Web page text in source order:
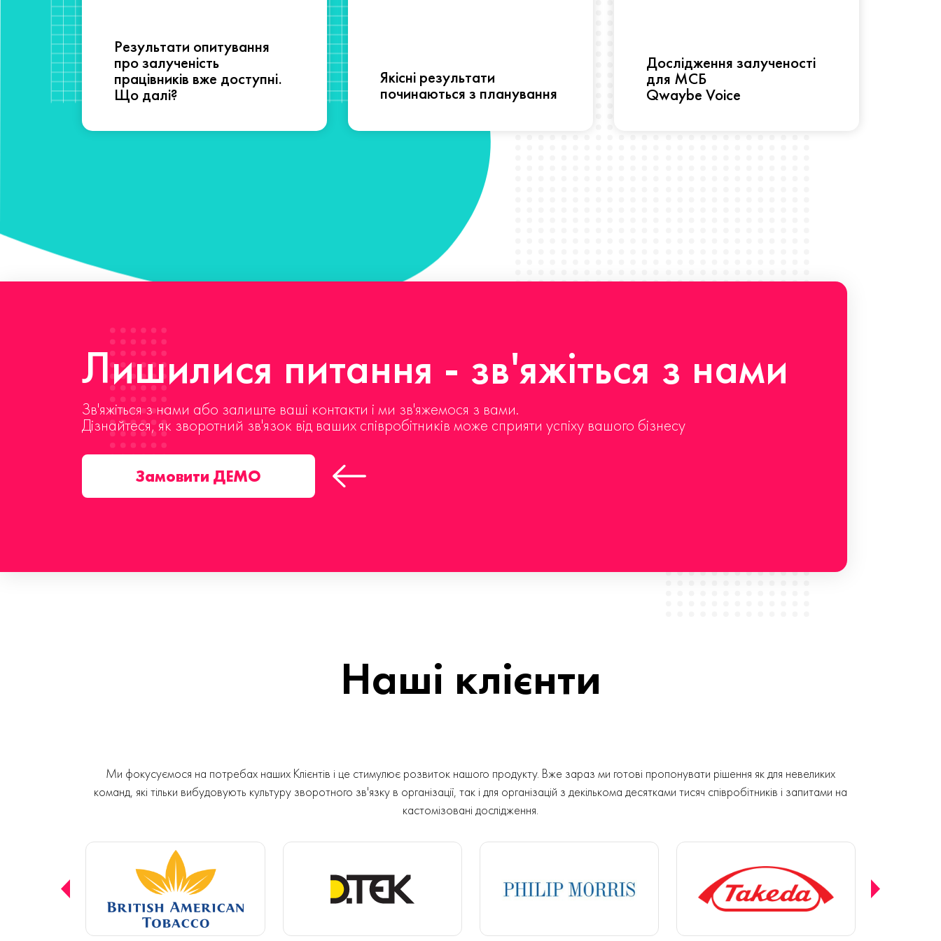
Результати опитування
про залученість
працівників вже доступні.
Що далі?
Якісні результати
починаються з планування
Дослідження залученості
для МСБ
Qwaybe Voice
Лишилися питання - зв'яжіться з нами
Зв'яжіться з нами або залиште ваші контакти і ми зв'яжемося з вами.
Дізнайтеся, як зворотний зв'язок від ваших співробітників може сприяти успіху вашого бізнесу
Замовити ДЕМО
Наші клієнти
Ми фокусуємося на потребах наших Клієнтів і це стимулює розвиток нашого продукту. Вже зараз ми готові пропонувати рішення як для невеликих
команд, які тільки вибудовують культуру зворотного зв'язку в організації, так і для організацій з декількома десятками тисяч співробітників і запитами на
кастомізовані дослідження.